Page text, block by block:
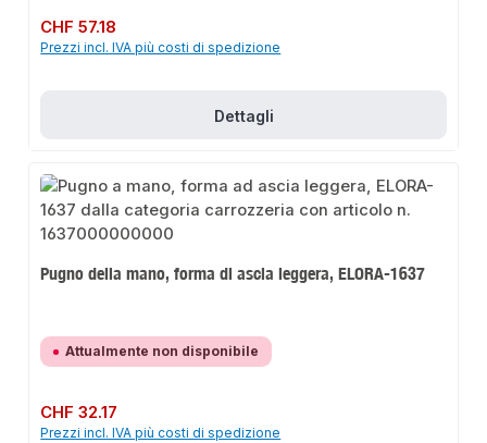
Prezzo normale:
CHF 57.18
Prezzi incl. IVA più costi di spedizione
Dettagli
Pugno della mano, forma di ascia leggera, ELORA-1637
Attualmente non disponibile
Prezzo normale:
CHF 32.17
Prezzi incl. IVA più costi di spedizione